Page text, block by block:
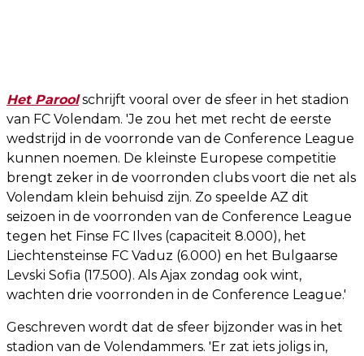
Het Paroolschrijft vooral over de sfeer in het stadion
van FC Volendam. 'Je zou het met recht de eerste
wedstrijd in de voorronde van de Conference League
kunnen noemen. De kleinste Europese competitie
brengt zeker in de voorronden clubs voort die net als
Volendam klein behuisd zijn. Zo speelde AZ dit
seizoen in de voorronden van de Conference League
tegen het Finse FC Ilves (capaciteit 8.000), het
Liechtensteinse FC Vaduz (6.000) en het Bulgaarse
Levski Sofia (17.500). Als Ajax zondag ook wint,
wachten drie voorronden in de Conference League.'
Geschreven wordt dat de sfeer bijzonder was in het
stadion van de Volendammers. 'Er zat iets joligs in,